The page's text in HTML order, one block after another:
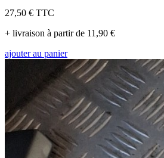
27,50 € TTC
+ livraison à partir de 11,90 €
ajouter au panier